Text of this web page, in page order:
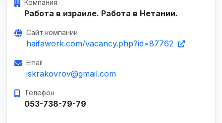
Компания
Работа в израиле. Работа в Нетании.
Сайт компании
haifawork.com/vacancy.php?id=87762
Email
iskrakovrov@gmail.com
Телефон
053-738-79-79